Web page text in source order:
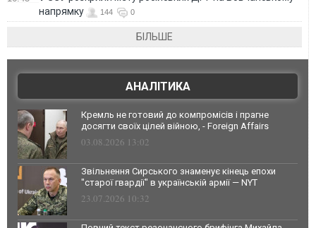
напрямку
144 0
БІЛЬШЕ
АНАЛІТИКА
Кремль не готовий до компромісів і прагне
досягти своїх цілей війною, - Foreign Affairs
03.08.2026 13:02
Звільнення Сирського знаменує кінець епохи
"старої гвардії" в українській армії — NYT
23.07.2026 10:32